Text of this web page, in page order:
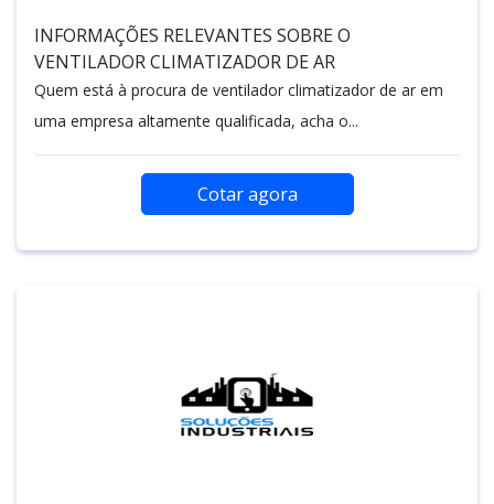
INFORMAÇÕES RELEVANTES SOBRE O
VENTILADOR CLIMATIZADOR DE AR
Quem está à procura de ventilador climatizador de ar em
uma empresa altamente qualificada, acha o...
Cotar agora